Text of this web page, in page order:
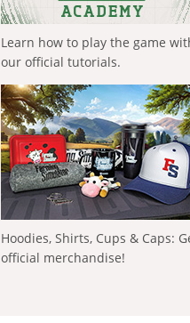
Learn how to play the game
our official tutorials.
Hoodies, Shirts, Cups & Caps:
official merchandise!